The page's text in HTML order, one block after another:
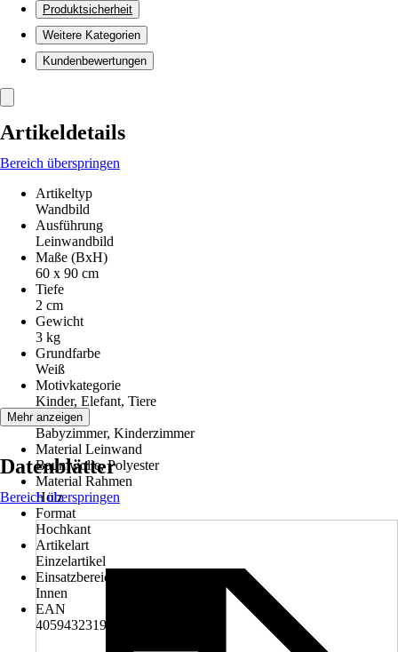
Produktsicherheit
Weitere Kategorien
Kundenbewertungen
Artikeldetails
Bereich überspringen
Artikeltyp
Wandbild
Ausführung
Leinwandbild
Maße (BxH)
60 x 90 cm
Tiefe
2 cm
Gewicht
3 kg
Grundfarbe
Weiß
Motivkategorie
Kinder, Elefant, Tiere
Räume
Babyzimmer, Kinderzimmer
Material Leinwand
Baumwolle, Polyester
Material Rahmen
Holz
Format
Hochkant
Artikelart
Einzelartikel
Einsatzbereich
Innen
EAN
4059432319309
Mehr anzeigen
Datenblätter
Bereich überspringen